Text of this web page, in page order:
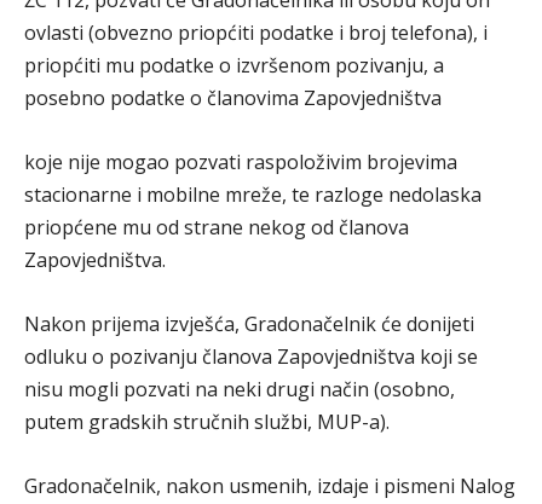
ovlasti (obvezno priopćiti podatke i broj telefona), i
priopćiti mu podatke o izvršenom pozivanju, a
posebno podatke o članovima Zapovjedništva
koje nije mogao pozvati raspoloživim brojevima
stacionarne i mobilne mreže, te razloge nedolaska
priopćene mu od strane nekog od članova
Zapovjedništva.
Nakon prijema izvješća, Gradonačelnik će donijeti
odluku o pozivanju članova Zapovjedništva koji se
nisu mogli pozvati na neki drugi način (osobno,
putem gradskih stručnih službi, MUP-a).
Gradonačelnik, nakon usmenih, izdaje i pismeni Nalog